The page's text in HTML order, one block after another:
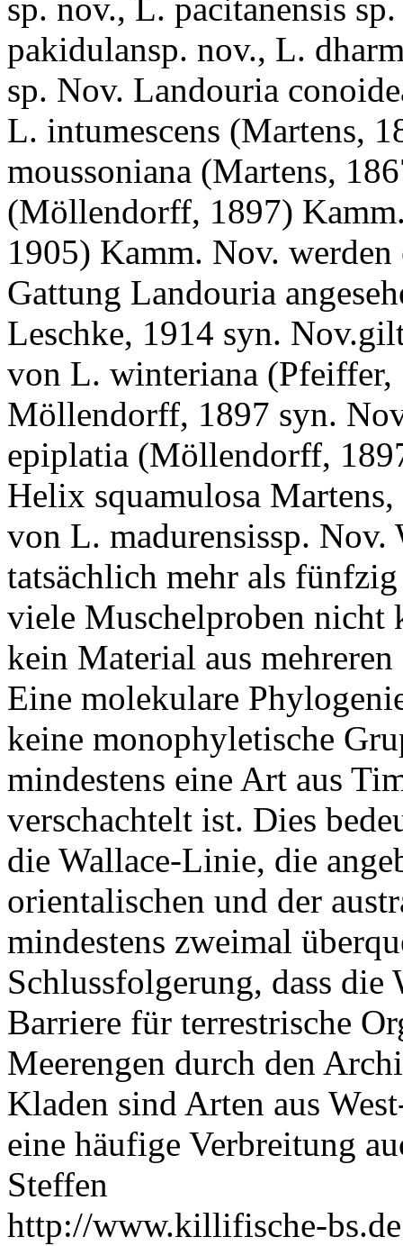
sp. nov., L. pacitanensis
pakidulansp. nov., L.
sp. Nov. Landouria
L. intumescens (Martens,
moussoniana (Martens,
(Möllendorff, 1897)
1905) Kamm. Nov.
Gattung Landouria
Leschke, 1914 syn.
von L. winteriana
Möllendorff, 1897 syn.
epiplatia (Möllendorff,
Helix squamulosa
von L. madurensissp. Nov.
tatsächlich mehr als
viele Muschelproben nicht
kein Material aus
Eine molekulare
keine monophyletische
mindestens eine Art aus
verschachtelt ist. Dies
die Wallace-Linie, die
orientalischen und der
mindestens zweimal
Schlussfolgerung, dass
Barriere für terrestrische
Meerengen durch den
Kladen sind Arten aus
eine häufige Verbreitung
Steffen
http://www.killifische-bs.de